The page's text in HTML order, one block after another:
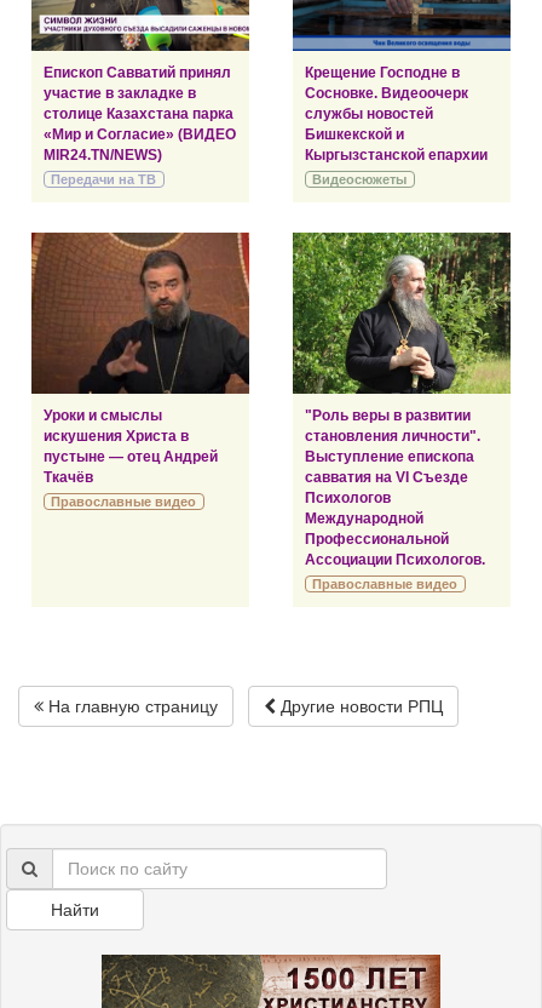
Епископ Савватий принял
участие в закладке в
столице Казахстана парка
«Мир и Согласие» (ВИДЕО
MIR24.TN/NEWS)
Передачи на ТВ
Крещение Господне в
Сосновке. Видеоочерк
службы новостей
Бишкекской и
Кыргызстанской епархии
Видеосюжеты
Уроки и смыслы
искушения Христа в
пустыне — отец Андрей
Ткачёв
Православные видео
"Роль веры в развитии
становления личности".
Выступление епископа
савватия на VI Съезде
Психологов
Международной
Профессиональной
Ассоциации Психологов.
Православные видео
На главную страницу Другие новости РПЦ
Найти